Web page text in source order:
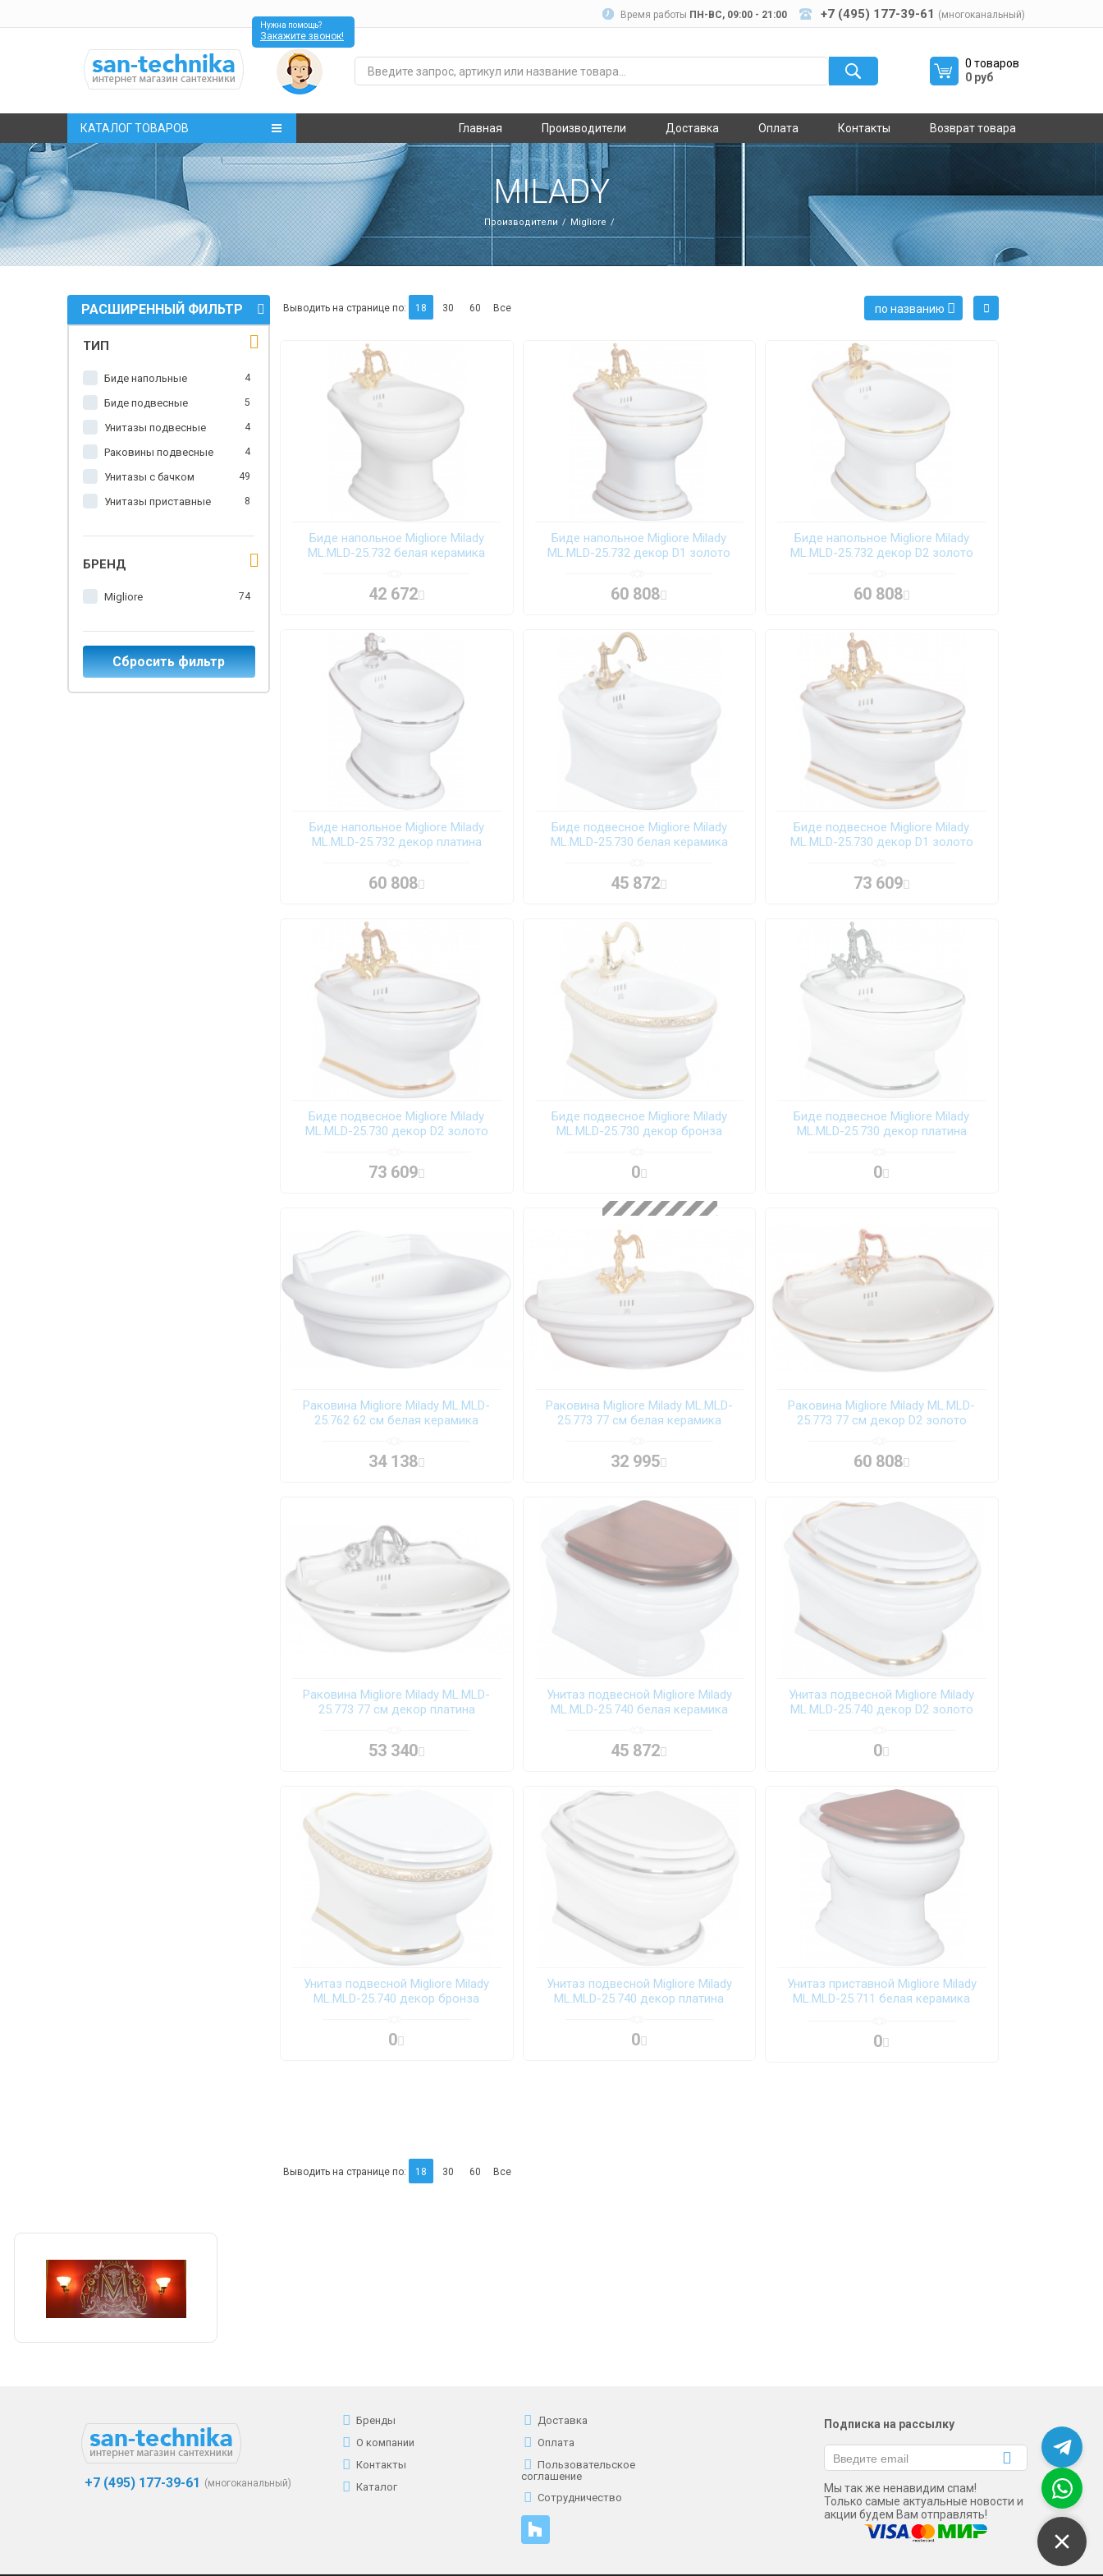
Время работы ПН-ВC, 09:00 - 21:00 +7 (495) 177-39-61 (многоканальный)
Нужна помощь?
Закажите звонок!
0 товаров
0 руб
КАТАЛОГ ТОВАРОВ Главная Производители Доставка Оплата Контакты Возврат товара
MILADY
Производители Migliore
РАСШИРЕННЫЙ ФИЛЬТР
ТИП
4
Биде напольные
5
Биде подвесные
4
Унитазы подвесные
4
Раковины подвесные
49
Унитазы с бачком
8
Унитазы приставные
БРЕНД
74
Migliore
Сбросить фильтр
Выводить на странице по: 18 30 60 Все по названию
Биде напольное Migliore Milady
ML.MLD-25.732 белая керамика
42 672
Биде напольное Migliore Milady
ML.MLD-25.732 декор D1 золото
60 808
Биде напольное Migliore Milady
ML.MLD-25.732 декор D2 золото
60 808
Биде напольное Migliore Milady
ML.MLD-25.732 декор платина
60 808
Биде подвесное Migliore Milady
ML.MLD-25.730 белая керамика
45 872
Биде подвесное Migliore Milady
ML.MLD-25.730 декор D1 золото
73 609
Биде подвесное Migliore Milady
ML.MLD-25.730 декор D2 золото
73 609
Биде подвесное Migliore Milady
ML.MLD-25.730 декор бронза
0
Биде подвесное Migliore Milady
ML.MLD-25.730 декор платина
0
Раковина Migliore Milady ML.MLD-
25.762 62 см белая керамика
34 138
Раковина Migliore Milady ML.MLD-
25.773 77 см белая керамика
32 995
Раковина Migliore Milady ML.MLD-
25.773 77 см декор D2 золото
60 808
Раковина Migliore Milady ML.MLD-
25.773 77 см декор платина
53 340
Унитаз подвесной Migliore Milady
ML.MLD-25.740 белая керамика
45 872
Унитаз подвесной Migliore Milady
ML.MLD-25.740 декор D2 золото
0
Унитаз подвесной Migliore Milady
ML.MLD-25.740 декор бронза
0
Унитаз подвесной Migliore Milady
ML.MLD-25.740 декор платина
0
Унитаз приставной Migliore Milady
ML.MLD-25.711 белая керамика
0
Выводить на странице по: 18 30 60 Все
+7 (495) 177-39-61 (многоканальный)
Бренды
О компании
Контакты
Каталог
Доставка
Оплата
Пользовательское
соглашение
Сотрудничество
Подписка на рассылку
Мы так же ненавидим спам!
Только самые актуальные новости и
акции будем Вам отправлять!